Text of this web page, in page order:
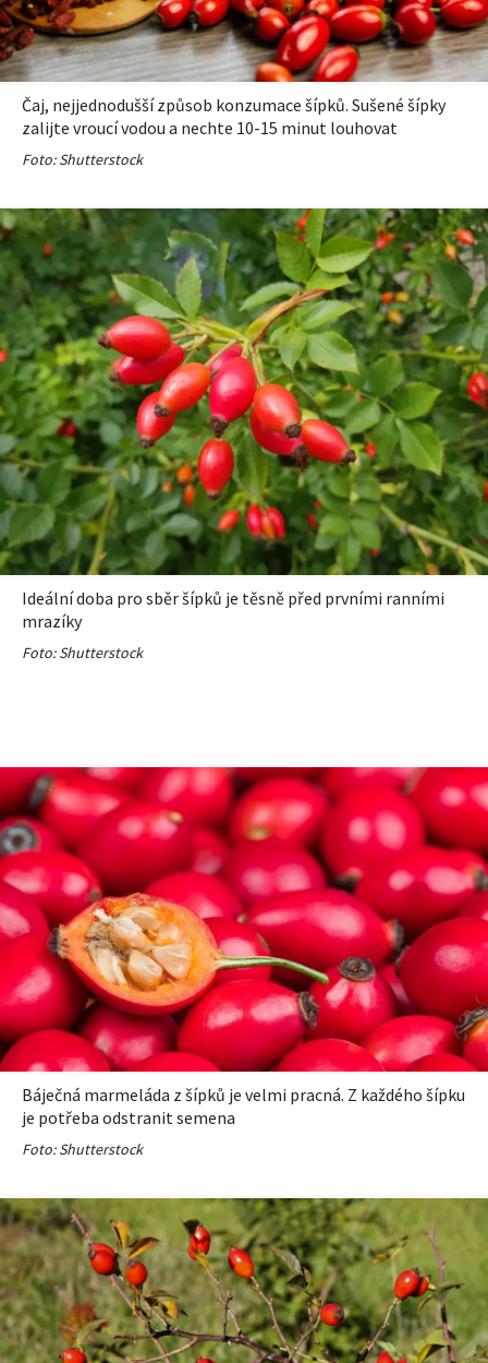
KVÍZY A TESTY
Čaj, nejjednodušší způsob konzumace šípků. Sušené šípky
zalijte vroucí vodou a nechte 10-15 minut louhovat
Foto: Shutterstock
Ideální doba pro sběr šípků je těsně před prvními ranními
mrazíky
Foto: Shutterstock
Báječná marmeláda z šípků je velmi pracná. Z každého šípku
je potřeba odstranit semena
Foto: Shutterstock